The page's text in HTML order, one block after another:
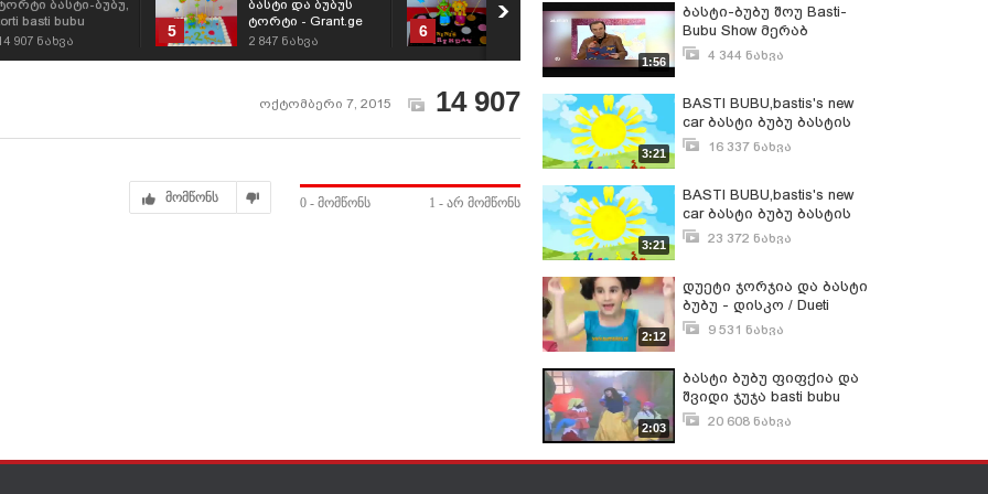
ბასტი-ბუბუ,
basti bubu
907 ნახვა
5
ბასტი და ბუბუს
ტორტი - Grant.ge
2 847 ნახვა
6
ტორტის შეკვეთა
Grant.ge ბასტი და
ბუბუს ტორტი
ნახვა
ოქტომბერი 7, 2015 14 907
მომწონს 0 - მომწონს 1 - არ მომწონს
1:56
ბასტი-ბუბუ შოუ Basti-
Bubu Show მერაბ
სეფაშვილი და ბავშვები
4 344 ნახვა
3:21
BASTI BUBU,bastis's new
car ბასტი ბუბუ ბასტის
ახალი მანქანა
16 337 ნახვა
3:21
BASTI BUBU,bastis's new
car ბასტი ბუბუ ბასტის
ახალი მანქანა
23 372 ნახვა
2:12
დუეტი ჯორჯია და ბასტი
ბუბუ - დისკო / Dueti
Georgia & Basti Bubu -
9 531 ნახვა
2:03
ბასტი ბუბუ ფიფქია და
შვიდი ჯუჯა basti bubu
fifqia da shvidi juja
20 608 ნახვა